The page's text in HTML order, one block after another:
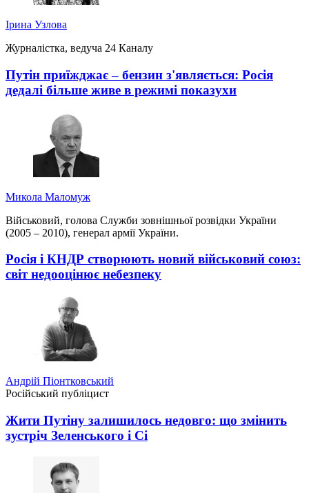
Ірина Узлова
Журналістка, ведуча 24 Каналу
Путін приїжджає – бензин з'являється: Росія
дедалі більше живе в режимі показухи
Микола Маломуж
Військовий, голова Служби зовнішньої розвідки України
(2005 – 2010), генерал армії України.
Росія і КНДР створюють новий військовий союз:
світ недооцінює небезпеку
Андрій Піонтковський
Російський публіцист
Жити Путіну залишилось недовго: що змінить
зустріч Зеленського і Сі